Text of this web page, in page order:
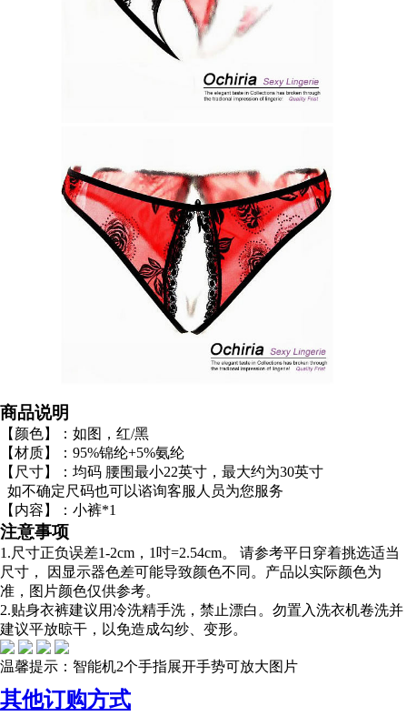
商品说明
【颜色】：如图，红/黑
【材质】：95%锦纶+5%氨纶
【尺寸】：均码 腰围最小22英寸，最大约为30英寸
如不确定尺码也可以谘询客服人员为您服务
【内容】：小裤*1
注意事项
1.尺寸正负误差1-2cm，1吋=2.54cm。 请参考平日穿着挑选适当
尺寸， 因显示器色差可能导致颜色不同。产品以实际颜色为
准，图片颜色仅供参考。
2.贴身衣裤建议用冷洗精手洗，禁止漂白。勿置入洗衣机卷洗并
建议平放晾干，以免造成勾纱、变形。
温馨提示：智能机2个手指展开手势可放大图片
其他订购方式